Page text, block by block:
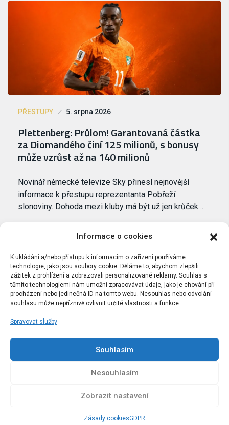
Informace o cookies
K ukládání a/nebo přístupu k informacím o zařízení používáme
technologie, jako jsou soubory cookie. Děláme to, abychom zlepšili
zážitek z prohlížení a zobrazovali personalizované reklamy. Souhlas s
těmito technologiemi nám umožní zpracovávat údaje, jako je chování při
procházení nebo jedinečná ID na tomto webu. Nesouhlas nebo odvolání
souhlasu může nepříznivě ovlivnit určité vlastnosti a funkce.
Spravovat služby
Souhlasím
Nesouhlasím
Zobrazit nastavení
Zásady cookiesGDPR
PŘESTUPY 5. srpna 2026
Plettenberg: Průlom! Garantovaná částka
za Diomandého činí 125 milionů, s bonusy
může vzrůst až na 140 milionů
Novinář německé televize Sky přinesl nejnovější
informace k přestupu reprezentanta Pobřeží
slonoviny. Dohoda mezi kluby má být už jen krůček…